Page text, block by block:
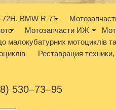
BMW R-71
Мотозапчасти ИЖ
малокубатурних мотоциклів
Реставрация техники,
530–73–95